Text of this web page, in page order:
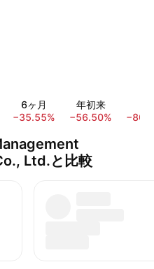
6ヶ月
−35.55%
年初来
−56.50%
Ltd.と比較